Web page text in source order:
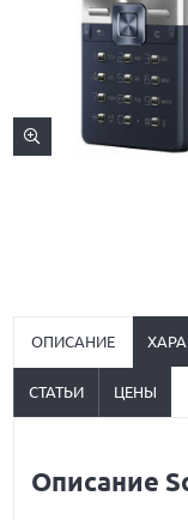
ОПИСАНИЕ
СТАТЬИ ЦЕНЫ
Описание